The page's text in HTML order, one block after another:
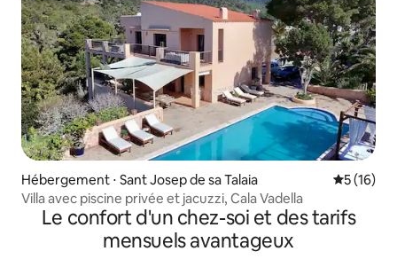
Hébergement ⋅ Sant Josep de sa Talaia
5 (16)
Villa avec piscine privée et jacuzzi, Cala Vadella
Le confort d'un chez-soi et des tarifs
mensuels avantageux